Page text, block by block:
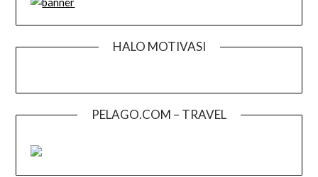
HALO MOTIVASI
PELAGO.COM – TRAVEL